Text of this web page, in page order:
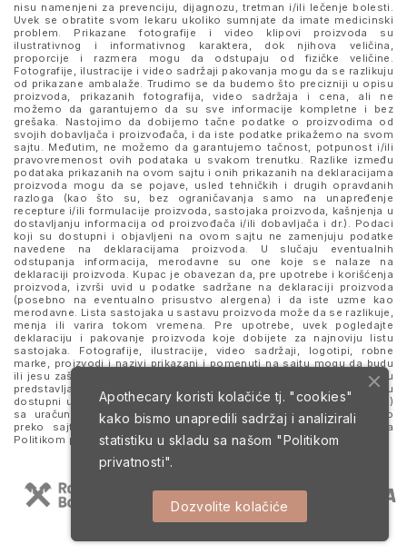
nisu namenjeni za prevenciju, dijagnozu, tretman i/ili lečenje bolesti.
Uvek se obratite svom lekaru ukoliko sumnjate da imate medicinski
problem. Prikazane fotografije i video klipovi proizvoda su
ilustrativnog i informativnog karaktera, dok njihova veličina,
proporcije i razmera mogu da odstupaju od fizičke veličine.
Fotografije, ilustracije i video sadržaji pakovanja mogu da se razlikuju
od prikazane ambalaže. Trudimo se da budemo što precizniji u opisu
proizvoda, prikazanih fotografija, video sadržaja i cena, ali ne
možemo da garantujemo da su sve informacije kompletne i bez
grešaka. Nastojimo da dobijemo tačne podatke o proizvodima od
svojih dobavljača i proizvođača, i da iste podatke prikažemo na svom
sajtu. Međutim, ne možemo da garantujemo tačnost, potpunost i/ili
pravovremenost ovih podataka u svakom trenutku. Razlike između
podataka prikazanih na ovom sajtu i onih prikazanih na deklaracijama
proizvoda mogu da se pojave, usled tehničkih i drugih opravdanih
razloga (kao što su, bez ograničavanja samo na unapređenje
recepture i/ili formulacije proizvoda, sastojaka proizvoda, kašnjenja u
dostavljanju informacija od proizvođača i/ili dobavljača i dr.). Podaci
koji su dostupni i objavljeni na ovom sajtu ne zamenjuju podatke
navedene na deklaracijama proizvoda. U slučaju eventualnih
odstupanja informacija, merodavne su one koje se nalaze na
deklaraciji proizvoda. Kupac je obavezan da, pre upotrebe i korišćenja
proizvoda, izvrši uvid u podatke sadržane na deklaraciji proizvoda
(posebno na eventualno prisustvo alergena) i da iste uzme kao
merodavne. Lista sastojaka u sastavu proizvoda može da se razlikuje,
menja ili varira tokom vremena. Pre upotrebe, uvek pogledajte
deklaraciju i pakovanje proizvoda koje dobijete za najnoviju listu
sastojaka. Fotografije, ilustracije, video sadržaji, logotipi, robne
marke, proizvodi i nazivi prikazani i pomenuti na sajtu mogu da budu
ili jesu zaštitni znaci njihovih kompanija. Proizvodi prikazani na sajtu
predstavljaju deo ponude za poručivanje i ne podrazumeva se da su
dostupni u svakom trenutku. Sve cene su izražene u dinarima (RSD)
sa uračunatim PDV-om, dok je poručivanje omogućeno isključivo
preko sajta. Nastavkom i upotrebom ovog sajta slažete se sa
Politikom privatnostiiUslovima korišćenja i prodaje.
Apothecary koristi kolačiće tj. "cookies"
kako bismo unapredili sadržaj i analizirali
statistiku u skladu sa našom "Politikom
privatnosti".
Dozvolite kolačiće